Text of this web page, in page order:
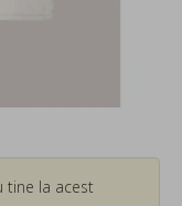
tine la acest